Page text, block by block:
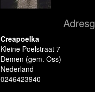
Creapoelka
Kleine Poelstraat 7
Demen (gem. Oss)
Nederland
0246423940